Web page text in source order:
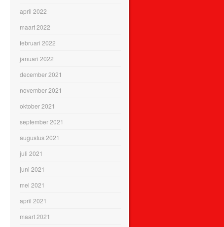
april 2022
maart 2022
februari 2022
januari 2022
december 2021
november 2021
oktober 2021
september 2021
augustus 2021
juli 2021
juni 2021
mei 2021
april 2021
maart 2021